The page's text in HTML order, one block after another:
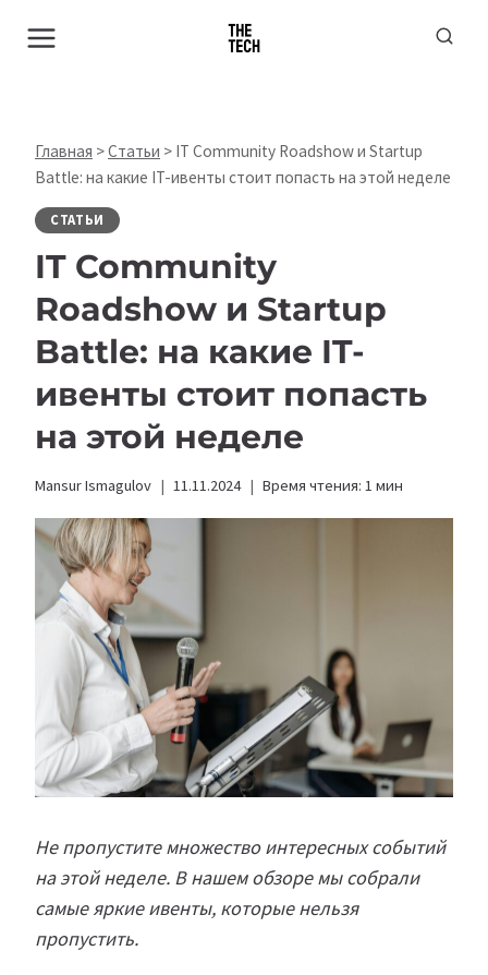
Главная >Статьи > IT Community Roadshow и Startup
Battle: на какие IT-ивенты стоит попасть на этой неделе
СТАТЬИ
IT Community
Roadshow и Startup
Battle: на какие IT-
ивенты стоит попасть
на этой неделе
Mansur Ismagulov 11.11.2024 Время чтения: 1 мин
Не пропустите множество интересных событий
на этой неделе. В нашем обзоре мы собрали
самые яркие ивенты, которые нельзя
пропустить.